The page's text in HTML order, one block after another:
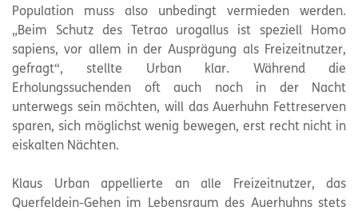
Population muss also unbedingt vermieden werden.
„Beim Schutz des Tetrao urogallus ist speziell Homo
sapiens, vor allem in der Ausprägung als Freizeitnutzer,
gefragt“, stellte Urban klar. Während die
Erholungssuchenden oft auch noch in der Nacht
unterwegs sein möchten, will das Auerhuhn Fettreserven
sparen, sich möglichst wenig bewegen, erst recht nicht in
eiskalten Nächten.
Klaus Urban appellierte an alle Freizeitnutzer, das
Querfeldein-Gehen im Lebensraum des Auerhuhns stets